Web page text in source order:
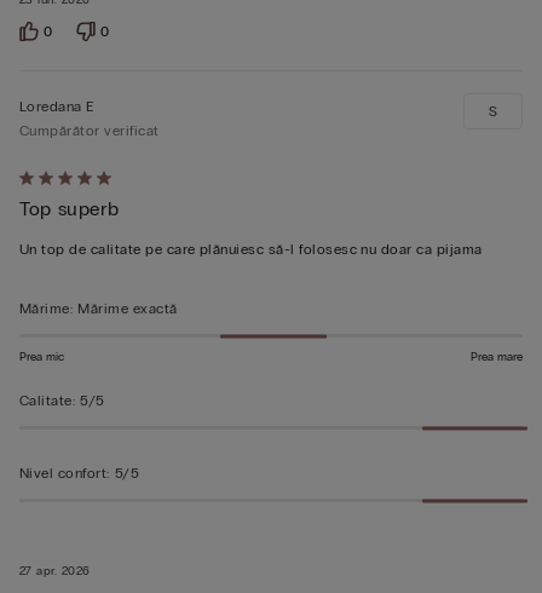
0 0
Evaluat
5
din
27 apr. 2026
Loredana E
Cumpărător verificat
Top superb
Un top de calitate pe care plănuiesc să-l folosesc nu doar ca pijama
S
Mărime: Mărime exactă
Prea mic Prea mare
Calitate: 5/5
Nivel confort: 5/5